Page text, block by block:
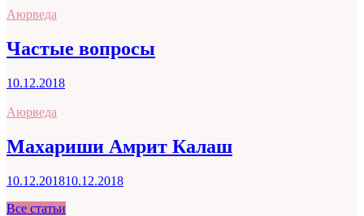
Аюрведа
Частые вопросы
10.12.2018
Аюрведа
Махариши Амрит Калаш
10.12.201810.12.2018
Все статьи